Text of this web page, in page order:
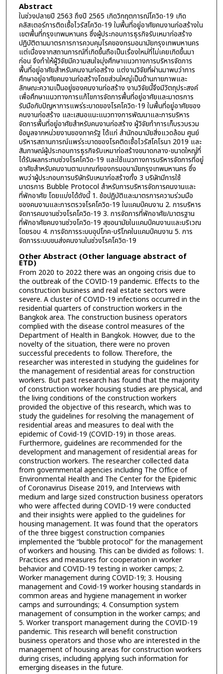
Abstract
ในช่วงปลายปี 2563 ถึงปี 2565 เกิดวิกฤตการณ์โควิด-19 เกิด
คลัสเตอร์การติดเชื้อไวรัสโควิด-19 ในพื้นที่อยู่อาศัยคนงานก่อสร้างใน
เขตพื้นที่กรุงเทพมหานคร ซึ่งผู้ประกอบการธุรกิจรับเหมาก่อสร้าง
ปฏิบัติตามมาตรการการควบคุมโรคของกรมอนามัยกรุงเทพมหานคร
แต่เนื่องจากสถานการณ์ที่เกิดขึ้นถือเป็นเรื่องใหม่ที่ไม่เคยเกิดขึ้นมา
ก่อน จึงทำให้ผู้วิจัยมีความสนใจมุ่งศึกษาแนวทางการบริหารจัดการ
พื้นที่อยู่อาศัยสำหรับคนงานก่อสร้าง แต่งานวิจัยที่ผ่านมาพบว่าการ
ศึกษาอยู่อาศัยคนงานก่อสร้างโดยส่วนใหญ่เป็นด้านกายภาพและ
ลักษณะความเป็นอยู่ของคนงานก่อสร้าง งานวิจัยนี้จึงมีวัตถุประสงค์
เพื่อศึกษาแนวทางการแก้ไขการจัดการพื้นที่อยู่อาศัยและมาตรการ
รับมือกับปัญหาการแพร่ระบาดของโรคโควิด-19 ในพื้นที่อยู่อาศัยของ
คนงานก่อสร้าง และเสนอแนะแนวทางการพัฒนาและการบริหาร
จัดการพื้นที่อยู่อาศัยสำหรับคนงานก่อสร้าง ผู้วิจัยทำการเก็บรวบรวม
ข้อมูลจากหน่วยงานของภาครัฐ ได้แก่ สำนักอนามัยสิ่งแวดล้อม ศูนย์
บริหารสถานการณ์แพร่ระบาดของโรคติดเชื้อไวรัสโคโรนา 2019 และ
สัมภาษณ์ผู้ประกอบการธุรกิจรับเหมาก่อสร้างขนาดกลาง-ขนาดใหญ่ที่
ได้รับผลกระทบช่วงโรคโควิด-19 และใช้แนวทางการบริหารจัดการที่อยู่
อาศัยสำหรับคนงานตามเกณฑ์ของกรมอนามัยกรุงเทพมหานคร ซึ่ง
พบว่าผู้ประกอบการบริษัทรับเหมาก่อสร้างทั้ง 3 บริษัทมีการใช้
มาตรการ Bubble Protocol สำหรับการบริหารจัดการคนงานและ
ที่พักอาศัย โดยแบ่งได้ดังนี้ 1. ข้อปฏิบัติและมาตรการความร่วมมือ
ของคนงานและการตรวจโรคโควิด-19 ในแคมป์คนงาน 2. การบริหาร
จัดการคนงานช่วงโรคโควิด-19 3. การจัดการที่พักอาศัย/มาตรฐาน
ที่พักอาศัยคนงานช่วงโควิด-19 สุขอนามัยในแคมป์คนงานและบริเวณ
โดยรอบ 4. การจัดการระบบอุปโภค-บริโภคในแคมป์คนงาน 5. การ
จัดการระบบขนส่งคนงานในช่วงโรคโควิด-19
Other Abstract (Other language abstract of
ETD)
From 2020 to 2022 there was an ongoing crisis due to
the outbreak of the COVID-19 pandemic. Effects to the
construction business and real estate sectors were
severe. A cluster of COVID-19 infections occurred in the
residential quarters of construction workers in the
Bangkok area. The construction business operators
complied with the disease control measures of the
Department of Health in Bangkok. Howver, due to the
novelty of the situation, there were no proven
successful precedents to follow. Therefore, the
researcher was interested in studying the guidelines for
the management of residential areas for construction
workers. But past research has found that the majority
of construction worker housing studies are physical, and
the living conditions of the construction workers
provided the objective of this research, which was to
study the guidelines for resolving the management of
residential areas and measures to deal with the
epidemic of Covid-19 (COVID-19) in those areas.
Furthermore, guidelines are recommended for the
development and management of residential areas for
construction workers. The researcher collected data
from governmental agencies including The Office of
Environmental Health and The Center for the Epidemic
of Coronavirus Disease 2019, and Interviews with
medium and large sized construction business operators
who were affected during COVID-19 were conducted
and their insights were applied to the guidelines for
housing management. It was found that the operators
of the three biggest construction companies
implemented the “bubble protocol” for the management
of workers and housing. This can be divided as follows: 1.
Practices and measures for cooperation in worker
behavior and COVID-19 testing in worker camps; 2.
Worker management during COVID-19; 3. Housing
management and Covid-19 worker housing standards in
common areas and hygiene management in worker
camps and surroundings; 4. Consumption system
management of consumption in the worker camps; and
5. Worker transport management during the COVID-19
pandemic. This research will benefit construction
business operators and those who are interested in the
management of housing areas for construction workers
during crises, including applying such information for
emerging diseases in the future.